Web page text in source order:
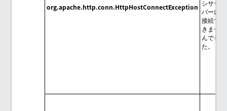
org.apache.http.conn.HttpHostConnectException シサー
バーに
接続で
きませ
んでし
た。